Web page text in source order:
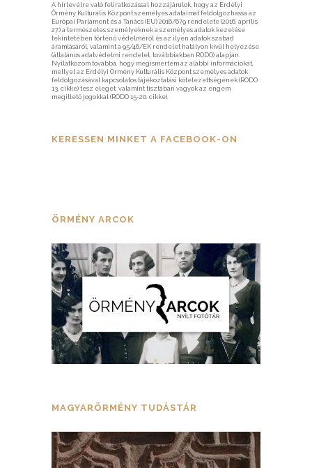
A hírlevélre való feliratkozással hozzájárulok, hogy az Erdélyi
Örmény Kulturális Központ személyes adataimat feldolgozhassa az
Európai Parlament és a Tanács (EU) 2016/679 rendelete (2016. április
27.) a természetes személyeknek a személyes adatok kezelése
tekintetében történő védelméről és az ilyen adatok szabad
áramlásáról, valamint a 95/46/EK rendelet hatályon kívül helyezése
(általános adatvédelmi rendelet, továbbiakban RODO) alapján.
Nyilatkozom továbbá, hogy megismertem az alábbi információkat,
mellyel az Erdélyi Örmény Kulturális Központ személyes adatok
feldolgozásával kapcsolatos tájékoztatási kötelezettségének (RODO
13. cikke) tesz eleget, valamint tisztában vagyok az engem
megillető jogokkal (RODO 15-20. cikke).
KERESSEN MINKET A FACEBOOK-ON
ÖRMÉNY ARCOK
MAGYARÖRMÉNY TUDÁSTÁR